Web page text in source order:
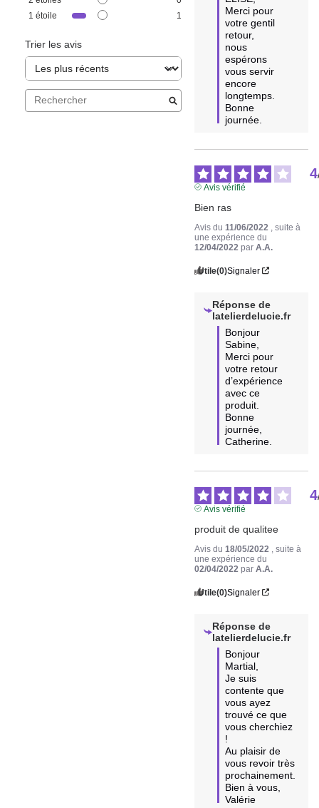
1 étoile 1
Trier les avis
Merci pour
votre gentil
retour,
nous
espérons
vous servir
encore
longtemps.
Bonne
journée.
4
Avis vérifié
Bien ras
Avis du 11/06/2022
, suite à
une expérience du
12/04/2022 parA.A.
Utile(0)Signaler
Réponse de
latelierdelucie.fr
Bonjour
Sabine,
Merci pour
votre retour
d’expérience
avec ce
produit.
Bonne
journée,
Catherine.
4
Avis vérifié
produit de qualitee
Avis du 18/05/2022
, suite à
une expérience du
02/04/2022 parA.A.
Utile(0)Signaler
Réponse de
latelierdelucie.fr
Bonjour
Martial,
Je suis
contente que
vous ayez
trouvé ce que
vous cherchiez
!
Au plaisir de
vous revoir très
prochainement.
Bien à vous,
Valérie